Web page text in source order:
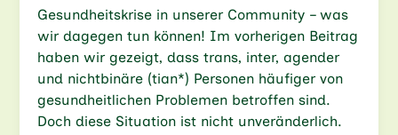
Gesundheitskrise in unserer Community – was
wir dagegen tun können! Im vorherigen Beitrag
haben wir gezeigt, dass trans, inter, agender
und nichtbinäre (tian*) Personen häufiger von
gesundheitlichen Problemen betroffen sind.
Doch diese Situation ist nicht unveränderlich.